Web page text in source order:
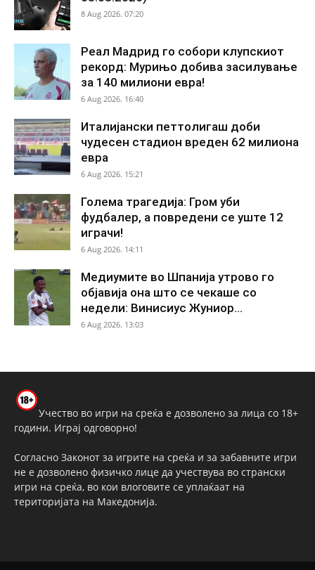
8 Aug 2026. 07:20
Реал Мадрид го собори клупскиот
рекорд: Мурињо добива засилување
за 140 милиони евра!
6 Aug 2026. 16:40
Италијански петтолигаш доби
чудесен стадион вреден 62 милиона
евра
6 Aug 2026. 15:21
Голема трагедија: Гром уби
фудбалер, а повредени се уште 12
играчи!
6 Aug 2026. 14:11
Медиумите во Шпанија утрово го
објавија она што се чекаше со
недели: Винисиус Жуниор...
6 Aug 2026. 13:03
Учество во игри на среќа е дозволено за лица со 18+
години. Играј одговорно!
Согласно Законот за игрите на среќа и за забавните игри
не е дозволено физичко лице да учествува во странски
игри на среќа, во кои влоговите се уплаќаат на
територијата на Македонија.